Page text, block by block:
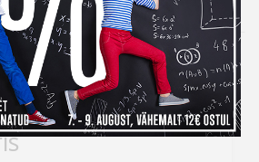
ostes
eest alles